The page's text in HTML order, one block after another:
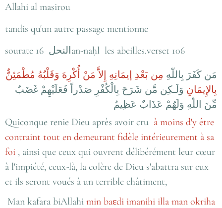
Allahi al masirou
tandis qu'un autre passage mentionne
sourate 16 النحل an-naḥl les abeilles.verset 106
مَن كَفَرَ بِاللّهِ مِن بَعْدِ إيمَانِهِ إِلاَّ مَنْ أُكْرِهَ وَقَلْبُهُ مُطْمَئِنٌّ
بِالإِيمَانِ وَلَـكِن مَّن شَرَحَ بِالْكُفْرِ صَدْراً فَعَلَيْهِمْ غَضَبٌ
مِّنَ اللّهِ وَلَهُمْ عَذَابٌ عَظِيمٌ
Quiconque renie Dieu après avoir cru à moins d'y être
contraint tout en demeurant fidèle intérieurement à sa
foi , ainsi que ceux qui ouvrent délibérément leur cœur
à l'impiété, ceux-là, la colère de Dieu s'abattra sur eux
et ils seront voués à un terrible châtiment,
Man kafara biAllahi min baεdi imanihi illa man okriha